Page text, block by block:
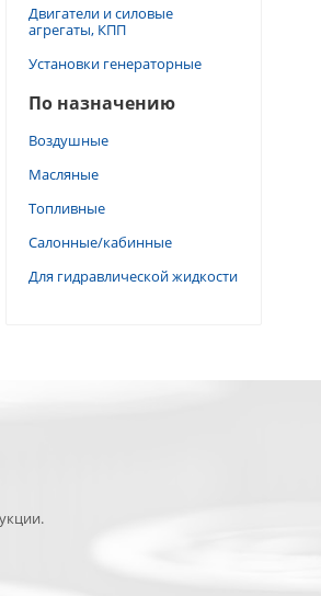
Двигатели и силовые
агрегаты, КПП
Установки генераторные
По назначению
Воздушные
Масляные
Топливные
Салонные/кабинные
Для гидравлической жидкости